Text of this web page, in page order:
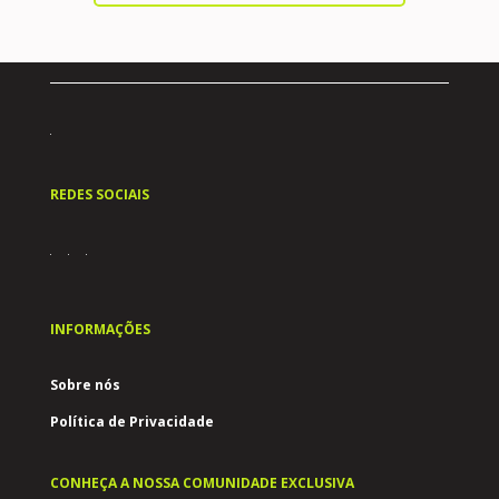
REDES SOCIAIS
INFORMAÇÕES
Sobre nós
Política de Privacidade
CONHEÇA A NOSSA COMUNIDADE EXCLUSIVA